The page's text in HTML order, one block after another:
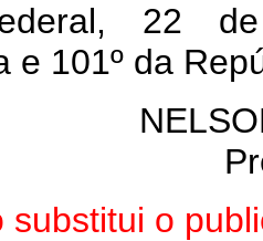
22
e 101º da
substitui o